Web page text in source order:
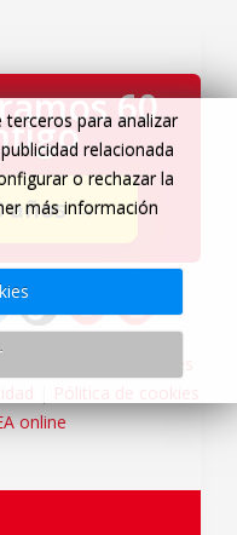
60
años→
Agencia de viajes
Pólitica de cookies
online
para analizar
relacionada
o rechazar la
más información